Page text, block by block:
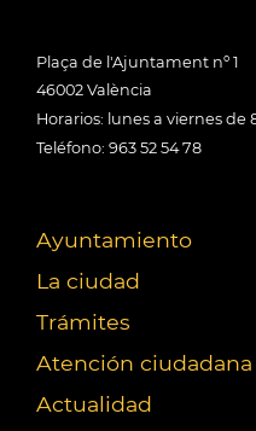
Plaça de l'Ajuntament nº 1
46002 València
Horarios: lunes a viernes de
Teléfono: 963 52 54 78
Ayuntamiento
La ciudad
Trámites
Atención ciudadana
Actualidad